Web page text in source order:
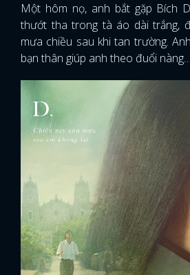
Một hôm nọ, anh bắt gặp Bích
thướt tha trong tà áo dài trắng,
mưa chiều sau khi tan trường.
bạn thân giúp anh theo đuổi nàng…